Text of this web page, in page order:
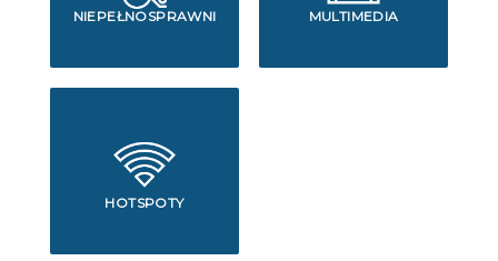
NIEPEŁNOSPRAWNI MULTIMEDIA
HOTSPOTY